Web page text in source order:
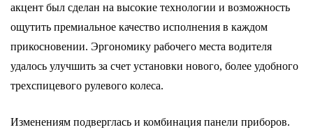
акцент был сделан на высокие технологии и возможность
ощутить премиальное качество исполнения в каждом
прикосновении. Эргономику рабочего места водителя
удалось улучшить за счет установки нового, более удобного
трехспицевого рулевого колеса.
Изменениям подверглась и комбинация панели приборов.